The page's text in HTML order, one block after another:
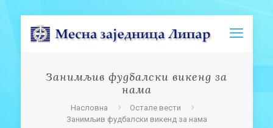
Занимљив фудбалски викенд за
нама
Насловна
Остале вести
Занимљив фудбалски викенд за нама